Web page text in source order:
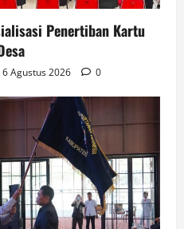
Penertiban Kartu
6 Agustus 2026 0